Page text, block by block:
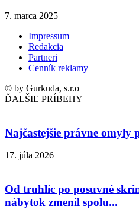
7. marca 2025
Impressum
Redakcia
Partneri
Cenník reklamy
© by Gurkuda, s.r.o
ĎALŠIE PRÍBEHY
Najčastejšie právne omyly
17. júla 2026
Od truhlíc po posuvné
nábytok zmenil spolu...